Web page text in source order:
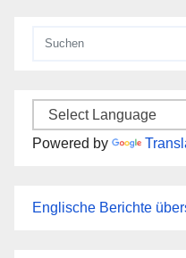
Powered by
Englische Berichte